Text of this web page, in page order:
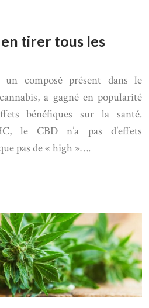
tirer tous les
composé présent dans le
a gagné en popularité
bénéfiques sur la santé.
le CBD n’a pas d’effets
pas de « high »….